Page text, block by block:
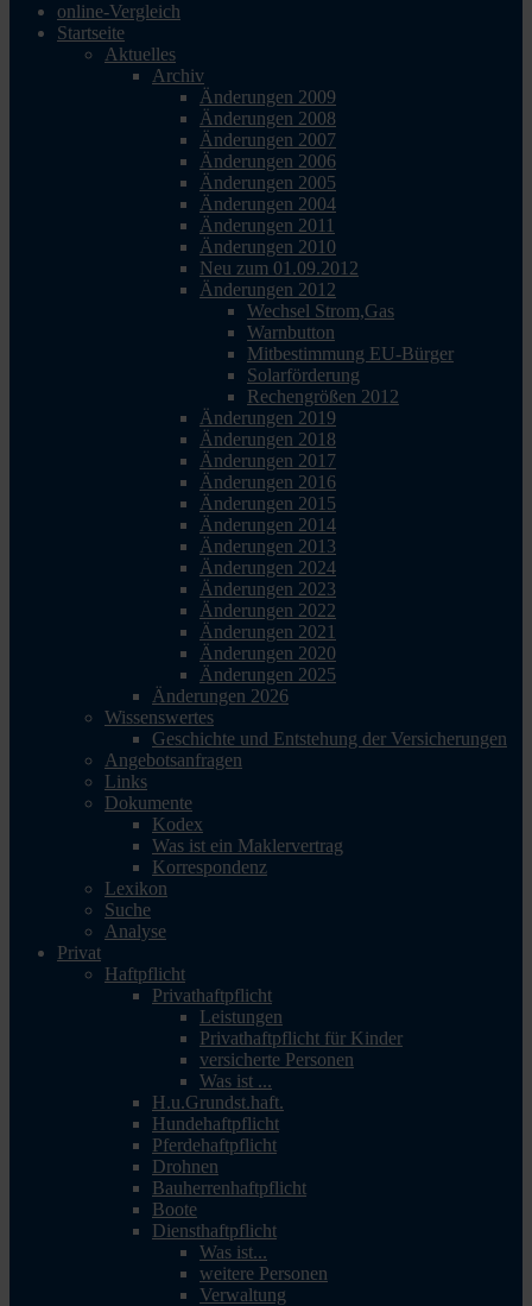
online-Vergleich
Startseite
Aktuelles
Archiv
Änderungen 2009
Änderungen 2008
Änderungen 2007
Änderungen 2006
Änderungen 2005
Änderungen 2004
Änderungen 2011
Änderungen 2010
Neu zum 01.09.2012
Änderungen 2012
Wechsel Strom,Gas
Warnbutton
Mitbestimmung EU-Bürger
Solarförderung
Rechengrößen 2012
Änderungen 2019
Änderungen 2018
Änderungen 2017
Änderungen 2016
Änderungen 2015
Änderungen 2014
Änderungen 2013
Änderungen 2024
Änderungen 2023
Änderungen 2022
Änderungen 2021
Änderungen 2020
Änderungen 2025
Änderungen 2026
Wissenswertes
Geschichte und Entstehung der Versicherungen
Angebotsanfragen
Links
Dokumente
Kodex
Was ist ein Maklervertrag
Korrespondenz
Lexikon
Suche
Analyse
Privat
Haftpflicht
Privathaftpflicht
Leistungen
Privathaftpflicht für Kinder
versicherte Personen
Was ist ...
H.u.Grundst.haft.
Hundehaftpflicht
Pferdehaftpflicht
Drohnen
Bauherrenhaftpflicht
Boote
Diensthaftpflicht
Was ist...
weitere Personen
Verwaltung